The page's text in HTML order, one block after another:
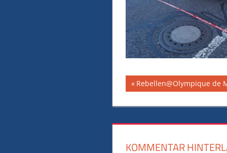
Vorheriger
Beitrag:
Rebellen@Olympique de
KOMMENTAR